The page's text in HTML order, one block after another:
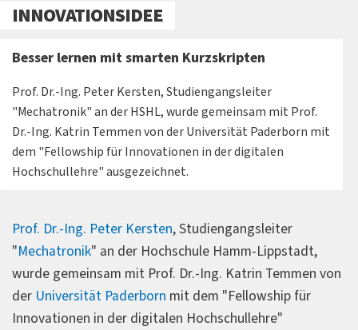
INNOVATIONSIDEE
Besser lernen mit smarten Kurzskripten
Prof. Dr.-Ing. Peter Kersten, Studiengangsleiter
"Mechatronik" an der HSHL, wurde gemeinsam mit Prof.
Dr.-Ing. Katrin Temmen von der Universität Paderborn mit
dem "Fellowship für Innovationen in der digitalen
Hochschullehre" ausgezeichnet.
Prof. Dr.-Ing. Peter Kersten, Studiengangsleiter
"Mechatronik" an der Hochschule Hamm-Lippstadt,
wurde gemeinsam mit Prof. Dr.-Ing. Katrin Temmen von
der Universität Paderborn mit dem "Fellowship für
Innovationen in der digitalen Hochschullehre"